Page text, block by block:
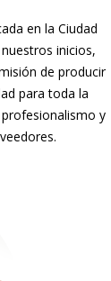
en la Ciudad
inicios,
de producir
para toda la
y